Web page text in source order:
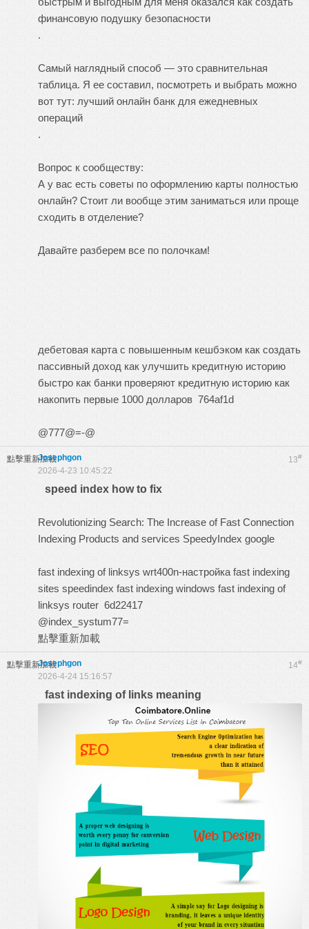
финансовую подушку безопасности
.
Самый наглядный способ — это сравнительная
таблица. Я ее составил, посмотреть и выбрать можно
вот тут: лучший онлайн банк для ежедневных
операций
.
Вопрос к сообществу:
А у вас есть советы по оформлению карты полностью
онлайн? Стоит ли вообще этим заниматься или проще
сходить в отделение?
Давайте разберем все по полочкам!
дебетовая карта с повышенным кешбэком как создать
пассивный доход как улучшить кредитную историю
быстро как банки проверяют кредитную историю как
накопить первые 1000 долларов 764af1d
@777@=-@
點擊重新加載 13#
Josephgon
2026-4-23 10:45:22
speed index how to fix
Revolutionizing Search: The Increase of Fast Connection
Indexing Products and services SpeedyIndex google
fast indexing of linksys wrt400n-настройка fast indexing
sites speedindex fast indexing windows fast indexing of
linksys router 6d22417
@index_systum77=
點擊重新加載
點擊重新加載 14#
Josephgon
2026-4-24 15:16:57
fast indexing of links meaning